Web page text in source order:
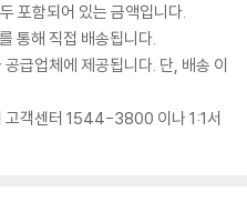
포함되어 있는 금액입니다.
통해 직접 배송됩니다.
급업체에 제공됩니다. 단, 배송 이
고객센터 1544-3800 이나 1:1서